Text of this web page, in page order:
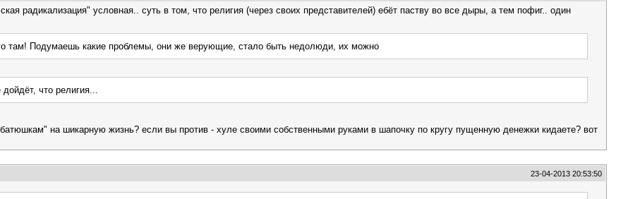
радикализация" условная.. суть в том, что религия (через своих представителей) ебёт паству во все дыры, а тем пофиг.. один
там! Подумаешь какие проблемы, они же верующие, стало быть недолюди, их можно
что религия...
на шикарную жизнь? если вы против - хуле своими собственными руками в шапочку по кругу пущенную денежки кидаете? вот
23-04-2013 20:53:50